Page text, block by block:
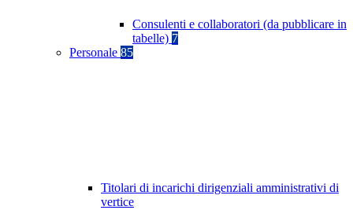
Consulenti e collaboratori (da pubblicare in
tabelle) 7
Personale 85
Titolari di incarichi dirigenziali amministrativi di
vertice